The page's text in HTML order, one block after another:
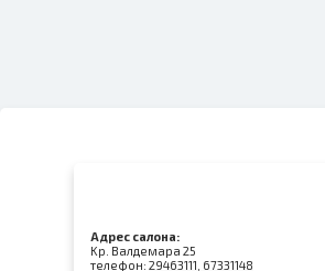
Адрес салона:
Kр. Валдемара 25
телефон: 29463111, 67331148